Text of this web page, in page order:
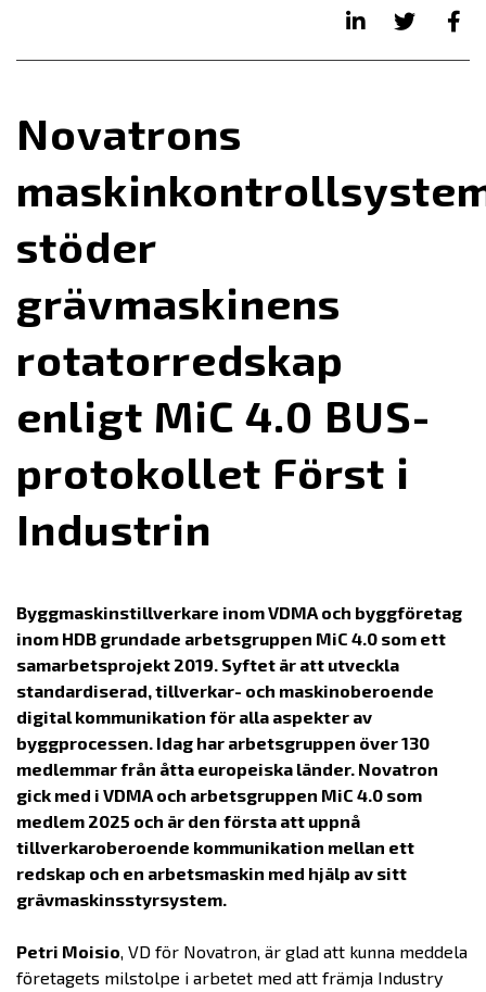
Novatrons
stöder
grävmaskinens
rotatorredskap
enligt MiC 4.0 BUS-
protokollet Först i
Industrin
Byggmaskinstillverkare inom VDMA och byggföretag
inom HDB grundade arbetsgruppen MiC 4.0 som ett
samarbetsprojekt 2019. Syftet är att utveckla
standardiserad, tillverkar- och maskinoberoende
digital kommunikation för alla aspekter av
byggprocessen. Idag har arbetsgruppen över 130
medlemmar från åtta europeiska länder. Novatron
gick med i VDMA och arbetsgruppen MiC 4.0 som
medlem 2025 och är den första att uppnå
tillverkaroberoende kommunikation mellan ett
redskap och en arbetsmaskin med hjälp av sitt
grävmaskinsstyrsystem.
Petri Moisio, VD för Novatron, är glad att kunna meddela
företagets milstolpe i arbetet med att främja Industry